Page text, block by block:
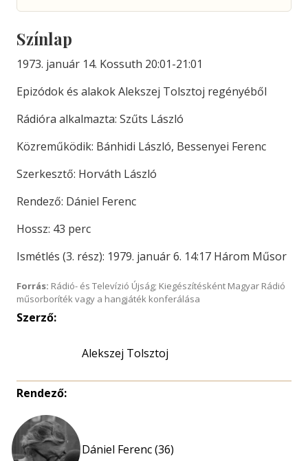
Színlap
1973. január 14. Kossuth 20:01-21:01
Epizódok és alakok Alekszej Tolsztoj regényéből
Rádióra alkalmazta: Szűts László
Közreműködik: Bánhidi László, Bessenyei Ferenc
Szerkesztő: Horváth László
Rendező: Dániel Ferenc
Hossz: 43 perc
Ismétlés (3. rész): 1979. január 6. 14:17 Három Műsor
Forrás: Rádió- és Televízió Újság; Kiegészítésként Magyar Rádió
műsorboríték vagy a hangjáték konferálása
Szerző:
Alekszej Tolsztoj
Rendező:
Dániel Ferenc (36)